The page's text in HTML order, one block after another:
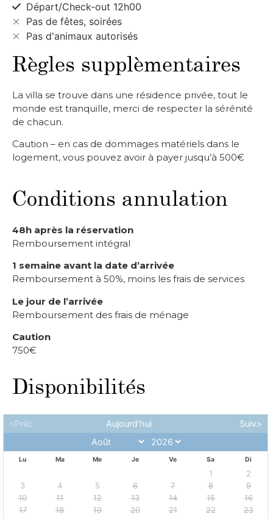
Départ/Check-out 12h00
Pas de fêtes, soirées
Pas d'animaux autorisés
Règles supplèmentaires
La villa se trouve dans une résidence privée, tout le
monde est tranquille, merci de respecter la sérénité
de chacun.
Caution – en cas de dommages matériels dans le
logement, vous pouvez avoir à payer jusqu’à 500€
Conditions annulation
48h après la réservation
Remboursement intégral
1 semaine avant la date d’arrivée
Remboursement à 50%, moins les frais de services
Le jour de l’arrivée
Remboursement des frais de ménage
Caution
750€
Disponibilités
<Préc Aujourd'hui Suiv>
Lu Ma Me Je Ve Sa Di
1
2
3
4 5 6 7 8
9
10
11 12 13 14 15
16
17
18 19 20 21 22
23